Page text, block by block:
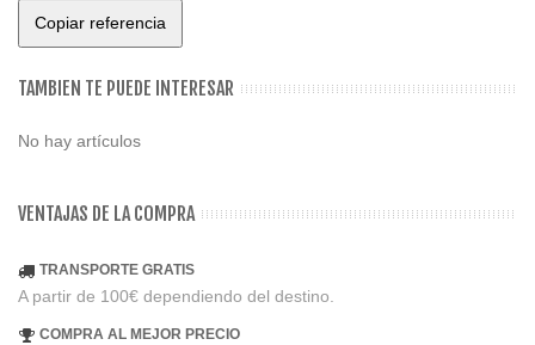
Copiar referencia
TAMBIEN TE PUEDE INTERESAR
No hay artículos
VENTAJAS DE LA COMPRA
TRANSPORTE GRATIS
A partir de 100€ dependiendo del destino.
COMPRA AL MEJOR PRECIO